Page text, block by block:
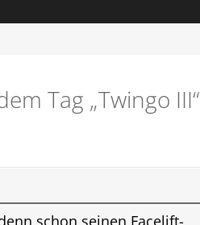
Tag „Twingo III“
schon seinen Facelift-